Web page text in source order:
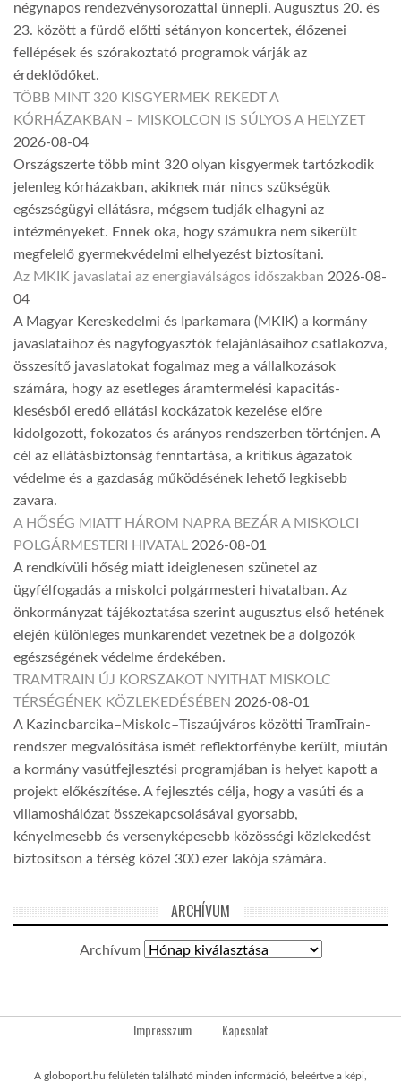
négynapos rendezvénysorozattal ünnepli. Augusztus 20. és
23. között a fürdő előtti sétányon koncertek, élőzenei
fellépések és szórakoztató programok várják az
érdeklődőket.
TÖBB MINT 320 KISGYERMEK REKEDT A
KÓRHÁZAKBAN – MISKOLCON IS SÚLYOS A HELYZET
2026-08-04
Országszerte több mint 320 olyan kisgyermek tartózkodik
jelenleg kórházakban, akiknek már nincs szükségük
egészségügyi ellátásra, mégsem tudják elhagyni az
intézményeket. Ennek oka, hogy számukra nem sikerült
megfelelő gyermekvédelmi elhelyezést biztosítani.
Az MKIK javaslatai az energiaválságos időszakban 2026-08-
04
A Magyar Kereskedelmi és Iparkamara (MKIK) a kormány
javaslataihoz és nagyfogyasztók felajánlásaihoz csatlakozva,
összesítő javaslatokat fogalmaz meg a vállalkozások
számára, hogy az esetleges áramtermelési kapacitás-
kiesésből eredő ellátási kockázatok kezelése előre
kidolgozott, fokozatos és arányos rendszerben történjen. A
cél az ellátásbiztonság fenntartása, a kritikus ágazatok
védelme és a gazdaság működésének lehető legkisebb
zavara.
A HŐSÉG MIATT HÁROM NAPRA BEZÁR A MISKOLCI
POLGÁRMESTERI HIVATAL 2026-08-01
A rendkívüli hőség miatt ideiglenesen szünetel az
ügyfélfogadás a miskolci polgármesteri hivatalban. Az
önkormányzat tájékoztatása szerint augusztus első hetének
elején különleges munkarendet vezetnek be a dolgozók
egészségének védelme érdekében.
TRAMTRAIN ÚJ KORSZAKOT NYITHAT MISKOLC
TÉRSÉGÉNEK KÖZLEKEDÉSÉBEN 2026-08-01
A Kazincbarcika–Miskolc–Tiszaújváros közötti TramTrain-
rendszer megvalósítása ismét reflektorfénybe került, miután
a kormány vasútfejlesztési programjában is helyet kapott a
projekt előkészítése. A fejlesztés célja, hogy a vasúti és a
villamoshálózat összekapcsolásával gyorsabb,
kényelmesebb és versenyképesebb közösségi közlekedést
biztosítson a térség közel 300 ezer lakója számára.
ARCHÍVUM
Archívum
Impresszum Kapcsolat
A globoport.hu felületén található minden információ, beleértve a képi,